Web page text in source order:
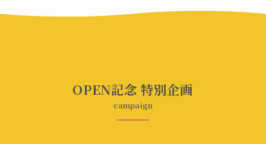
OPEN記念 特別企画
campaign